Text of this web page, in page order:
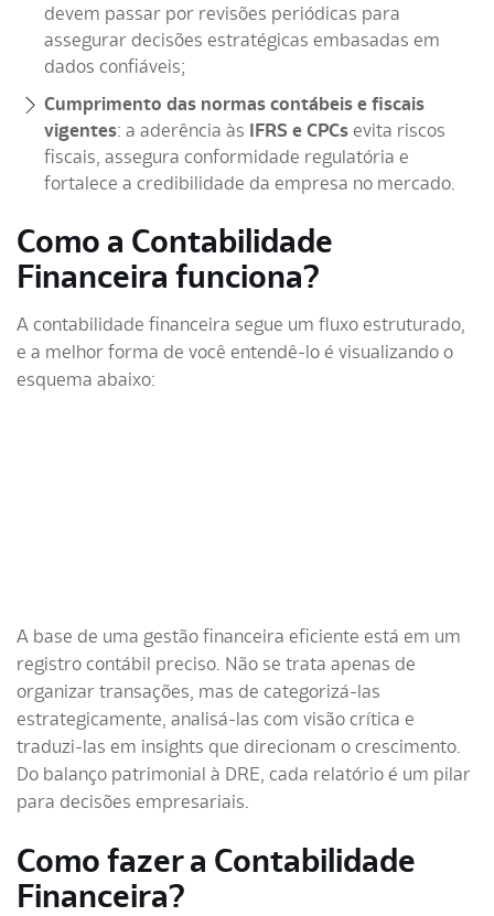
devem passar por revisões periódicas para
assegurar decisões estratégicas embasadas em
dados confiáveis;
Cumprimento das normas contábeis e fiscais
vigentes: a aderência às IFRS e CPCs evita riscos
fiscais, assegura conformidade regulatória e
fortalece a credibilidade da empresa no mercado.
Como a Contabilidade
Financeira funciona?
A contabilidade financeira segue um fluxo estruturado,
e a melhor forma de você entendê-lo é visualizando o
esquema abaixo:
A base de uma gestão financeira eficiente está em um
registro contábil preciso. Não se trata apenas de
organizar transações, mas de categorizá-las
estrategicamente, analisá-las com visão crítica e
traduzi-las em insights que direcionam o crescimento.
Do balanço patrimonial à DRE, cada relatório é um pilar
para decisões empresariais.
Como fazer a Contabilidade
Financeira?